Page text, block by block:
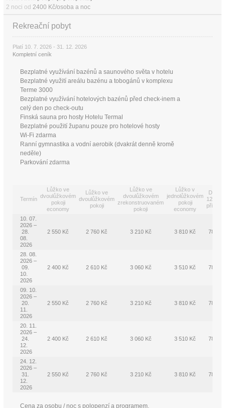
2 noci od 2400 Kč/osoba a noc
Rekreační pobyt
Platí 10. 7. 2026 - 31. 12. 2026
Kompletní ceník
Bezplatné využívání bazénů a saunového světa v hotelu
Bezplatné využití areálu bazénu a tobogánů v komplexu
Terme 3000
Bezplatné využívání hotelových bazénů před check-inem a
celý den po check-outu
Finská sauna pro hosty Hotelu Termal
Bezplatné použití županu pouze pro hotelové hosty
Wi-Fi zdarma
Ranní gymnastika a vodní aerobik (dvakrát denně kromě
neděle)
Parkování zdarma
Termín
Lůžko ve
dvoulůžkovém
pokoji
economy
Lůžko ve
dvoulůžkovém
pokoji
Lůžko ve
dvoulůžkovém
zrekonstruovaném
pokoji
Lůžko v
jednolůžkovém
pokoji
economy
Dítě 6-
12 let
10. 07.
2026 –
28.
08.
2026
2 550 Kč 2 760 Kč 3 210 Kč 3 810 Kč 780 Kč
28. 08.
2026 –
09.
10.
2026
2 400 Kč 2 610 Kč 3 060 Kč 3 510 Kč 780 Kč
09. 10.
2026 –
20.
11.
2026
2 550 Kč 2 760 Kč 3 210 Kč 3 810 Kč 780 Kč
20. 11.
2026 –
24.
12.
2026
2 400 Kč 2 610 Kč 3 060 Kč 3 510 Kč 780 Kč
24. 12.
2026 –
31.
12.
2026
2 550 Kč 2 760 Kč 3 210 Kč 3 810 Kč 780 Kč
Cena za osobu / noc s polopenzí a programem.